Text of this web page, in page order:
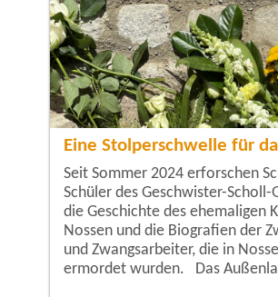
Eine Stolperschwelle für
Seit Sommer 2024 erforschen
Schüler des Geschwister-Scholl-
die Geschichte des ehemaligen
Nossen und die Biografien der
und Zwangsarbeiter, die in
ermordet wurden. Das Außenlager Nossen des KZ